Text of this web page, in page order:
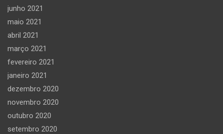
junho 2021
maio 2021
abril 2021
março 2021
fevereiro 2021
janeiro 2021
dezembro 2020
novembro 2020
outubro 2020
setembro 2020